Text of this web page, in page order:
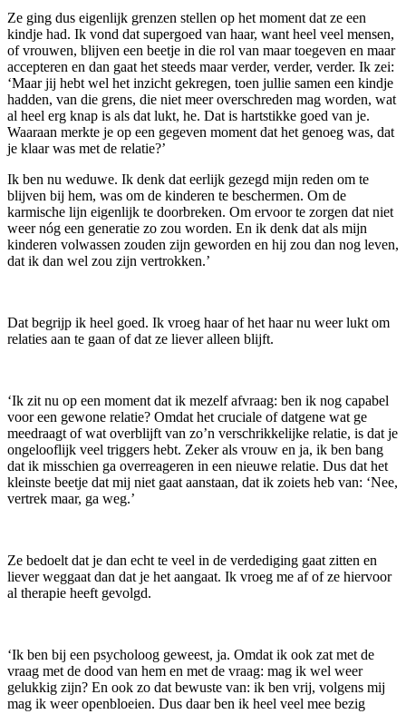
Ze ging dus eigenlijk grenzen stellen op het moment dat ze een
kindje had. Ik vond dat supergoed van haar, want heel veel mensen,
of vrouwen, blijven een beetje in die rol van maar toegeven en maar
accepteren en dan gaat het steeds maar verder, verder, verder. Ik zei:
‘Maar jij hebt wel het inzicht gekregen, toen jullie samen een kindje
hadden, van die grens, die niet meer overschreden mag worden, wat
al heel erg knap is als dat lukt, he. Dat is hartstikke goed van je.
Waaraan merkte je op een gegeven moment dat het genoeg was, dat
je klaar was met de relatie?’
Ik ben nu weduwe. Ik denk dat eerlijk gezegd mijn reden om te
blijven bij hem, was om de kinderen te beschermen. Om de
karmische lijn eigenlijk te doorbreken. Om ervoor te zorgen dat niet
weer nóg een generatie zo zou worden. En ik denk dat als mijn
kinderen volwassen zouden zijn geworden en hij zou dan nog leven,
dat ik dan wel zou zijn vertrokken.’
Dat begrijp ik heel goed. Ik vroeg haar of het haar nu weer lukt om
relaties aan te gaan of dat ze liever alleen blijft.
‘Ik zit nu op een moment dat ik mezelf afvraag: ben ik nog capabel
voor een gewone relatie? Omdat het cruciale of datgene wat ge
meedraagt of wat overblijft van zo’n verschrikkelijke relatie, is dat je
ongelooflijk veel triggers hebt. Zeker als vrouw en ja, ik ben bang
dat ik misschien ga overreageren in een nieuwe relatie. Dus dat het
kleinste beetje dat mij niet gaat aanstaan, dat ik zoiets heb van: ‘Nee,
vertrek maar, ga weg.’
Ze bedoelt dat je dan echt te veel in de verdediging gaat zitten en
liever weggaat dan dat je het aangaat. Ik vroeg me af of ze hiervoor
al therapie heeft gevolgd.
‘Ik ben bij een psycholoog geweest, ja. Omdat ik ook zat met de
vraag met de dood van hem en met de vraag: mag ik wel weer
gelukkig zijn? En ook zo dat bewuste van: ik ben vrij, volgens mij
mag ik weer openbloeien. Dus daar ben ik heel veel mee bezig